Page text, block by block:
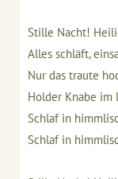
Stille Nacht!
Alles schläft,
Nur das traute
Holder Knabe im
Schlaf in
Schlaf in